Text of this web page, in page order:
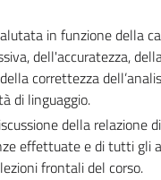
in funzione della
dell'accuratezza,
correttezza
di linguaggio.
della relazione
effettuate e di tutti gli
frontali del corso.